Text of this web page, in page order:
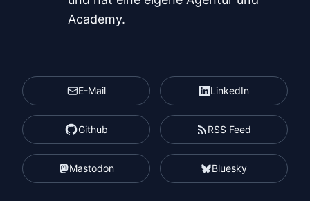
Academy.
E-Mail LinkedIn
Github RSS Feed
Mastodon Bluesky